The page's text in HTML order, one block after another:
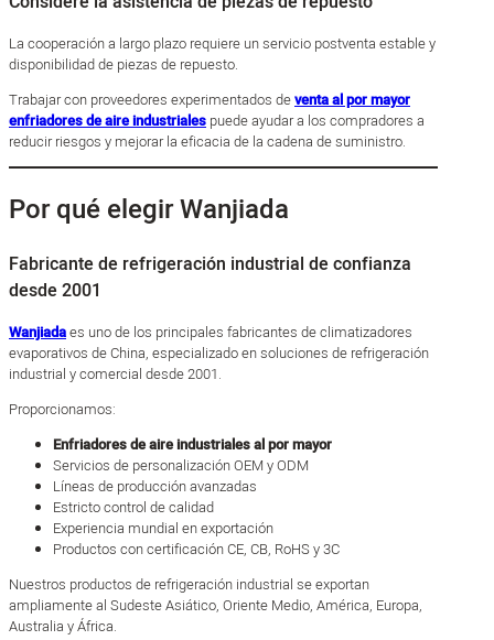
La cooperación a largo plazo requiere un servicio postventa estable y
disponibilidad de piezas de repuesto.
Trabajar con proveedores experimentados deventa al por mayor
enfriadores de aire industriales puede ayudar a los compradores a
reducir riesgos y mejorar la eficacia de la cadena de suministro.
Por qué elegir Wanjiada
Fabricante de refrigeración industrial de confianza
desde 2001
Wanjiadaes uno de los principales fabricantes de climatizadores
evaporativos de China, especializado en soluciones de refrigeración
industrial y comercial desde 2001.
Proporcionamos:
Enfriadores de aire industriales al por mayor
Servicios de personalización OEM y ODM
Líneas de producción avanzadas
Estricto control de calidad
Experiencia mundial en exportación
Productos con certificación CE, CB, RoHS y 3C
Nuestros productos de refrigeración industrial se exportan
ampliamente al Sudeste Asiático, Oriente Medio, América, Europa,
Australia y África.